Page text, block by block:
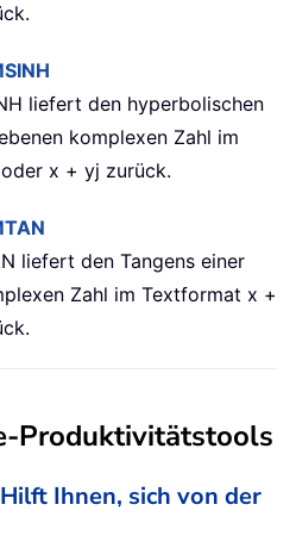
liefert den hyperbolischen
komplexen Zahl im
x + yj zurück.
liefert den Tangens einer
Zahl im Textformat x +
Produktivitätstools
Ihnen, sich von der